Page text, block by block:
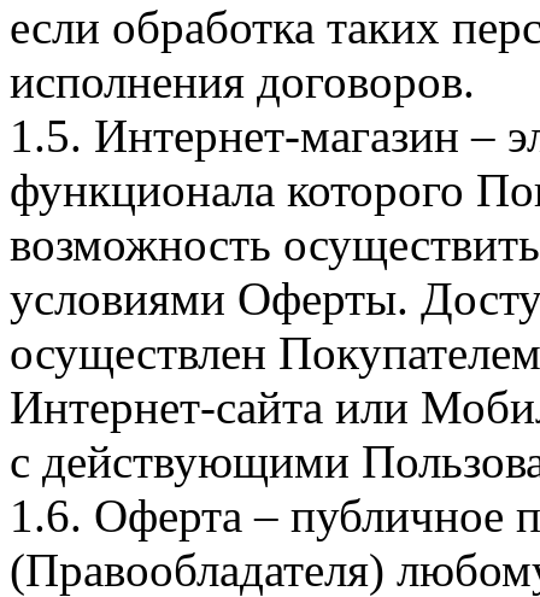
если обработка таких
исполнения договоров.
1.5. Интернет-магазин –
функционала которого
возможность
условиями Оферты.
осуществлен
Интернет-сайта или
с действующими
1.6. Оферта – публичное
(Правообладателя)